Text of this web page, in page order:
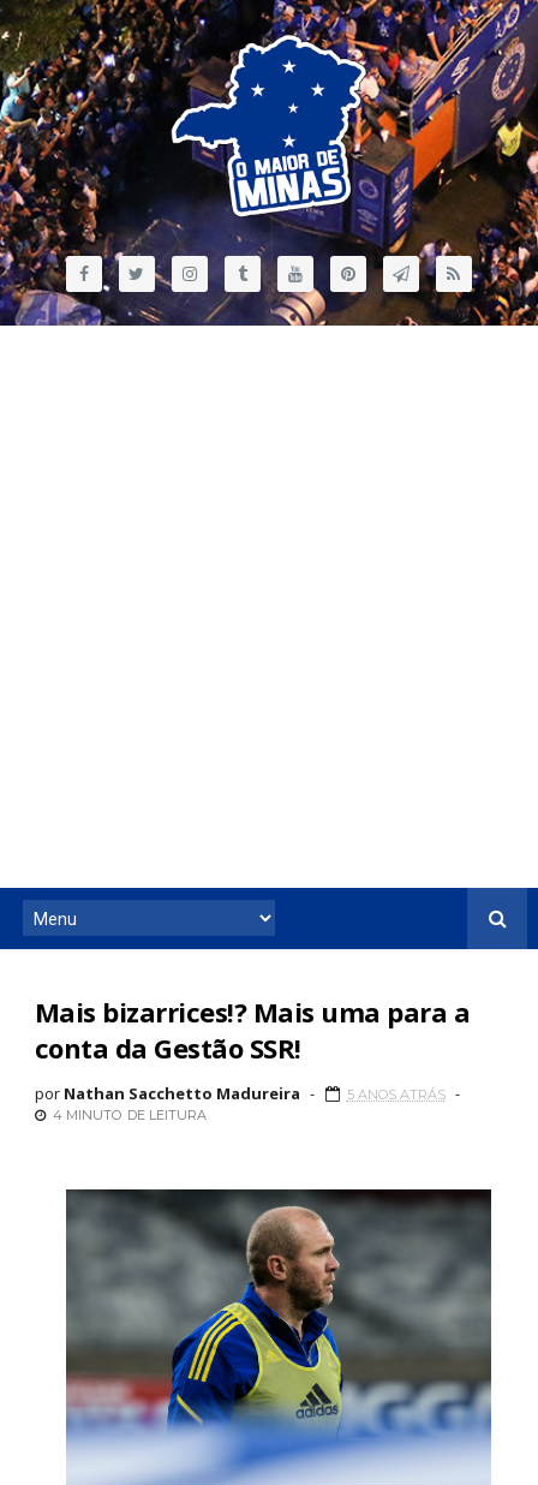
Mais bizarrices!? Mais uma para a
conta da Gestão SSR!
por Nathan Sacchetto Madureira
5 ANOS ATRÁS
4 MINUTO DE LEITURA